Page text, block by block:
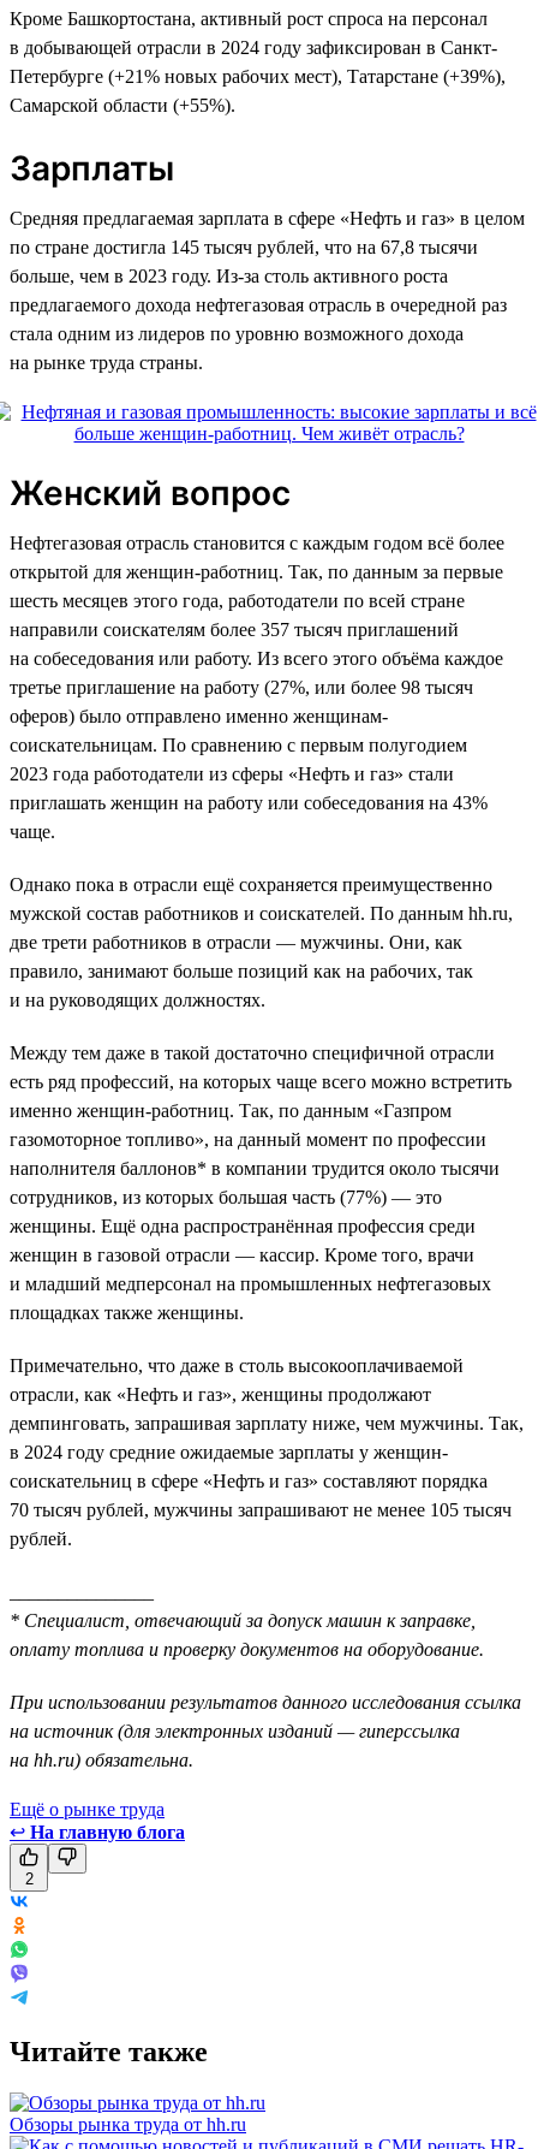
Кроме Башкортостана, активный рост спроса на персонал
в добывающей отрасли в 2024 году зафиксирован в Санкт-
Петербурге (+21% новых рабочих мест), Татарстане (+39%),
Самарской области (+55%).
Зарплаты
Средняя предлагаемая зарплата в сфере «Нефть и газ» в целом
по стране достигла 145 тысяч рублей, что на 67,8 тысячи
больше, чем в 2023 году. Из-за столь активного роста
предлагаемого дохода нефтегазовая отрасль в очередной раз
стала одним из лидеров по уровню возможного дохода
на рынке труда страны.
Женский вопрос
Нефтегазовая отрасль становится с каждым годом всё более
открытой для женщин-работниц. Так, по данным за первые
шесть месяцев этого года, работодатели по всей стране
направили соискателям более 357 тысяч приглашений
на собеседования или работу. Из всего этого объёма каждое
третье приглашение на работу (27%, или более 98 тысяч
оферов) было отправлено именно женщинам-
соискательницам. По сравнению с первым полугодием
2023 года работодатели из сферы «Нефть и газ» стали
приглашать женщин на работу или собеседования на 43%
чаще.
Однако пока в отрасли ещё сохраняется преимущественно
мужской состав работников и соискателей. По данным hh.ru,
две трети работников в отрасли — мужчины. Они, как
правило, занимают больше позиций как на рабочих, так
и на руководящих должностях.
Между тем даже в такой достаточно специфичной отрасли
есть ряд профессий, на которых чаще всего можно встретить
именно женщин-работниц. Так, по данным «Газпром
газомоторное топливо», на данный момент по профессии
наполнителя баллонов* в компании трудится около тысячи
сотрудников, из которых большая часть (77%) — это
женщины. Ещё одна распространённая профессия среди
женщин в газовой отрасли — кассир. Кроме того, врачи
и младший медперсонал на промышленных нефтегазовых
площадках также женщины.
Примечательно, что даже в столь высокооплачиваемой
отрасли, как «Нефть и газ», женщины продолжают
демпинговать, запрашивая зарплату ниже, чем мужчины. Так,
в 2024 году средние ожидаемые зарплаты у женщин-
соискательниц в сфере «Нефть и газ» составляют порядка
70 тысяч рублей, мужчины запрашивают не менее 105 тысяч
рублей.
* Специалист, отвечающий за допуск машин к заправке,
оплату топлива и проверку документов на оборудование.
При использовании результатов данного исследования ссылка
на источник (для электронных изданий — гиперссылка
на hh.ru) обязательна.
Ещё о рынке труда
↩ На главную блога
2
Читайте также
Обзоры рынка труда от hh.ru